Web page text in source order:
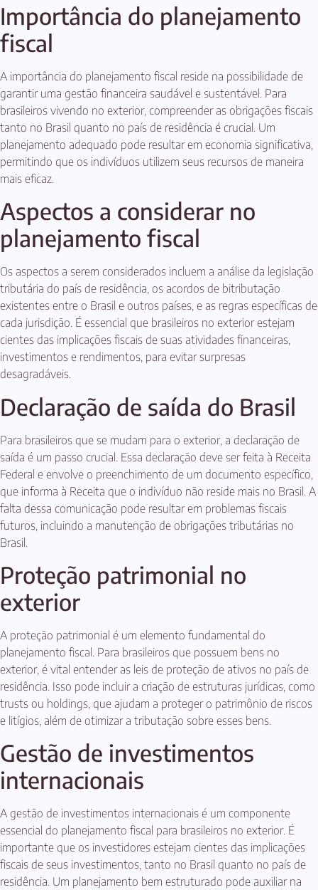
Importância do planejamento
fiscal
A importância do planejamento fiscal reside na possibilidade de
garantir uma gestão financeira saudável e sustentável. Para
brasileiros vivendo no exterior, compreender as obrigações fiscais
tanto no Brasil quanto no país de residência é crucial. Um
planejamento adequado pode resultar em economia significativa,
permitindo que os indivíduos utilizem seus recursos de maneira
mais eficaz.
Aspectos a considerar no
planejamento fiscal
Os aspectos a serem considerados incluem a análise da legislação
tributária do país de residência, os acordos de bitributação
existentes entre o Brasil e outros países, e as regras específicas de
cada jurisdição. É essencial que brasileiros no exterior estejam
cientes das implicações fiscais de suas atividades financeiras,
investimentos e rendimentos, para evitar surpresas
desagradáveis.
Declaração de saída do Brasil
Para brasileiros que se mudam para o exterior, a declaração de
saída é um passo crucial. Essa declaração deve ser feita à Receita
Federal e envolve o preenchimento de um documento específico,
que informa à Receita que o indivíduo não reside mais no Brasil. A
falta dessa comunicação pode resultar em problemas fiscais
futuros, incluindo a manutenção de obrigações tributárias no
Brasil.
Proteção patrimonial no
exterior
A proteção patrimonial é um elemento fundamental do
planejamento fiscal. Para brasileiros que possuem bens no
exterior, é vital entender as leis de proteção de ativos no país de
residência. Isso pode incluir a criação de estruturas jurídicas, como
trusts ou holdings, que ajudam a proteger o patrimônio de riscos
e litígios, além de otimizar a tributação sobre esses bens.
Gestão de investimentos
internacionais
A gestão de investimentos internacionais é um componente
essencial do planejamento fiscal para brasileiros no exterior. É
importante que os investidores estejam cientes das implicações
fiscais de seus investimentos, tanto no Brasil quanto no país de
residência. Um planejamento bem estruturado pode auxiliar na